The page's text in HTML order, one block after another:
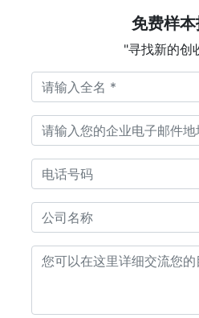
免费样
"寻找新的创